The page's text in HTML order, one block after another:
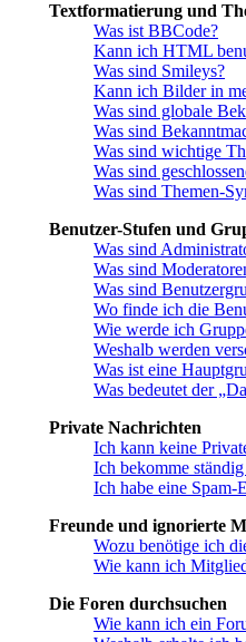
Textformatierung und
Was ist BBCode?
Kann ich HTML
Was sind Smileys?
Kann ich Bilder in
Was sind globale
Was sind
Was sind wichtige
Was sind
Was sind Themen-
Benutzer-Stufen und
Was sind
Was sind
Was sind
Wo finde ich die
Wie werde ich
Weshalb werden
Was ist eine
Was bedeutet der
Private Nachrichten
Ich kann keine
Ich bekomme
Ich habe eine
Freunde und ignorierte
Wozu benötige ich
Wie kann ich
Die Foren durchsuchen
Wie kann ich ein